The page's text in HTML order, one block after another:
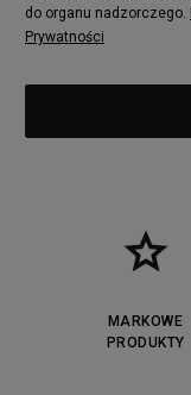
do organu nadzorczego.
Prywatności
MARKOWE
PRODUKTY